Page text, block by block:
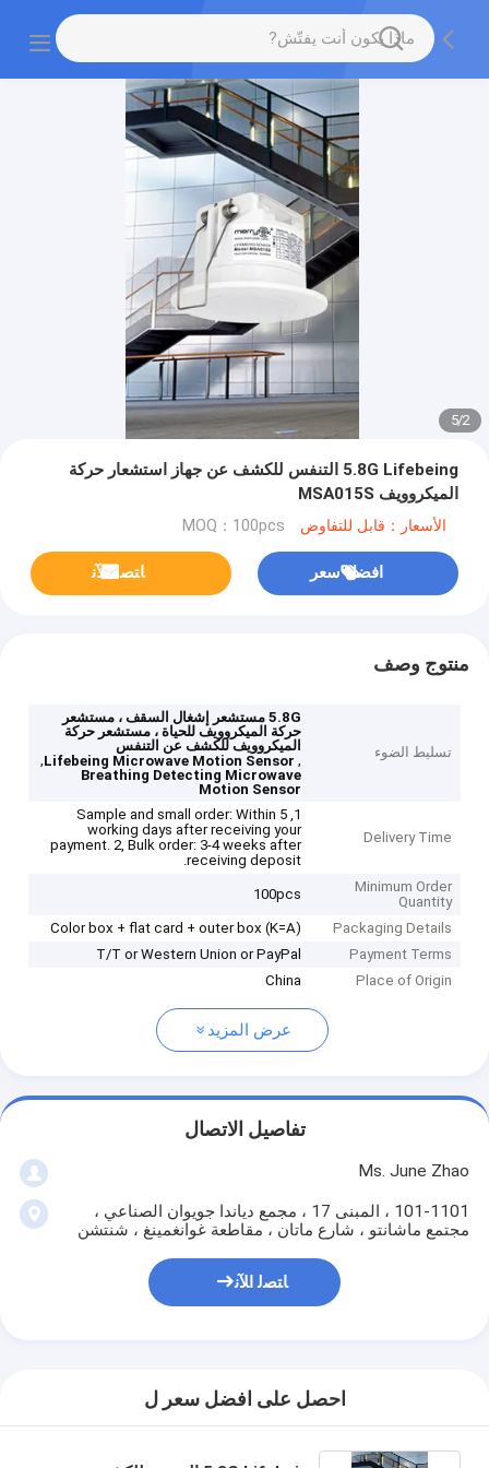
2
/
5
5.8G Lifebeing التنفس للكشف عن جهاز استشعار حركة
الميكروويف MSA015S
الأسعار：قابل للتفاوض MOQ：100pcs
افضل سعر ﺎﺘﺼﻟ ﺍﻶﻧ
منتوج وصف
تسليط الضوء
5.8G مستشعر إشغال السقف ، مستشعر
حركة الميكروويف للحياة ، مستشعر حركة
الميكروويف للكشف عن التنفس
,
Lifebeing Microwave Motion Sensor
,
Breathing Detecting Microwave
Motion Sensor
Delivery Time
1, Sample and small order: Within 5
working days after receiving your
payment. 2, Bulk order: 3-4 weeks after
receiving deposit.
Minimum Order
Quantity
100pcs
Packaging Details
Color box + flat card + outer box (K=A)
Payment Terms
T/T or Western Union or PayPal
Place of Origin
China
عرض المزيد
تفاصيل الاتصال
Ms. June Zhao
101-1101 ، المبنى 17 ، مجمع دياندا جويوان الصناعي ،
مجتمع ماشانتو ، شارع ماتان ، مقاطعة غوانغمينغ ، شنتشن
ﺎﺘﺼﻟ ﺍﻶﻧ
احصل على افضل سعر ل